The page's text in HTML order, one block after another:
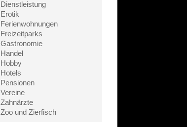
Dienstleistung
Erotik
Ferienwohnungen
Freizeitparks
Gastronomie
Handel
Hobby
Hotels
Pensionen
Vereine
Zahnärzte
Zoo und Zierfisch